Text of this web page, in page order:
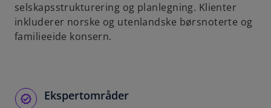
selskapsstrukturering og planlegning. Klienter
inkluderer norske og utenlandske børsnoterte og
familieeide konsern.
Ekspertområder